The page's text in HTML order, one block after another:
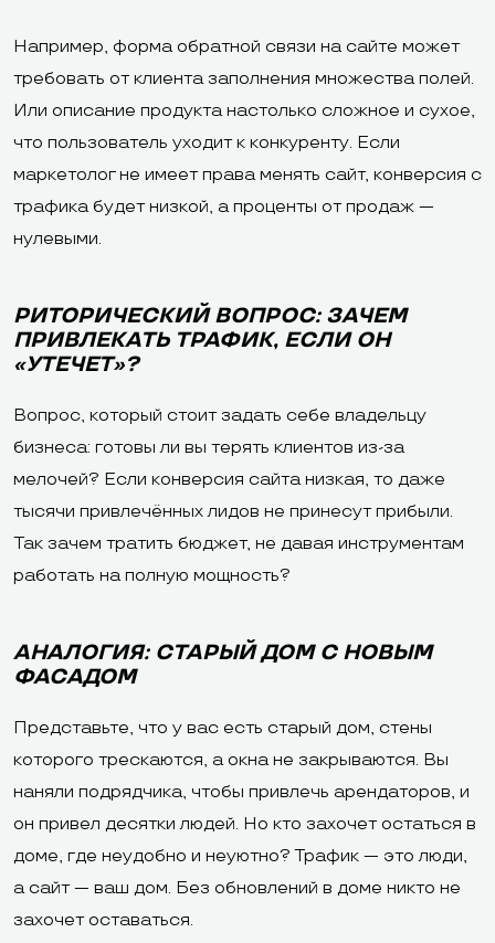
Например, форма обратной связи на сайте может
требовать от клиента заполнения множества полей.
Или описание продукта настолько сложное и сухое,
что пользователь уходит к конкуренту. Если
маркетолог не имеет права менять сайт, конверсия с
трафика будет низкой, а проценты от продаж —
нулевыми.
РИТОРИЧЕСКИЙ ВОПРОС: ЗАЧЕМ
ПРИВЛЕКАТЬ ТРАФИК, ЕСЛИ ОН
«УТЕЧЕТ»?
Вопрос, который стоит задать себе владельцу
бизнеса: готовы ли вы терять клиентов из-за
мелочей? Если конверсия сайта низкая, то даже
тысячи привлечённых лидов не принесут прибыли.
Так зачем тратить бюджет, не давая инструментам
работать на полную мощность?
АНАЛОГИЯ: СТАРЫЙ ДОМ С НОВЫМ
ФАСАДОМ
Представьте, что у вас есть старый дом, стены
которого трескаются, а окна не закрываются. Вы
наняли подрядчика, чтобы привлечь арендаторов, и
он привел десятки людей. Но кто захочет остаться в
доме, где неудобно и неуютно? Трафик — это люди,
а сайт — ваш дом. Без обновлений в доме никто не
захочет оставаться.